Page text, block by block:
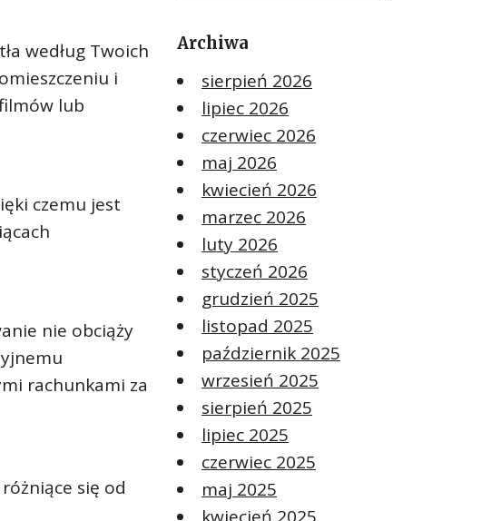
według Twoich
i
lub
czemu jest
nie obciąży
rachunkami za
się od
Archiwa
sierpień 2026
lipiec 2026
czerwiec 2026
maj 2026
kwiecień 2026
marzec 2026
luty 2026
styczeń 2026
grudzień 2025
listopad 2025
październik 2025
wrzesień 2025
sierpień 2025
lipiec 2025
czerwiec 2025
maj 2025